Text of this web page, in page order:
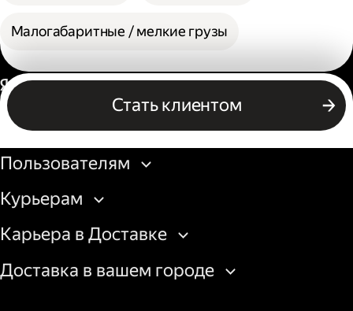
Малогабаритные / мелкие грузы
Стать клиентом
Россия
Бизнесу
Пользователям
Курьерам
Карьера в Доставке
Доставка в вашем городе